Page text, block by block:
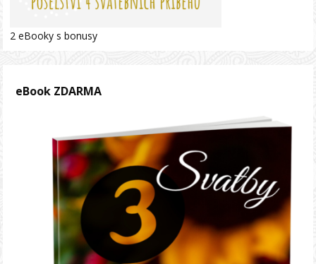
2 eBooky s bonusy
eBook ZDARMA